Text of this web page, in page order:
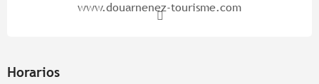
www.douarnenez-tourisme.com
Horarios